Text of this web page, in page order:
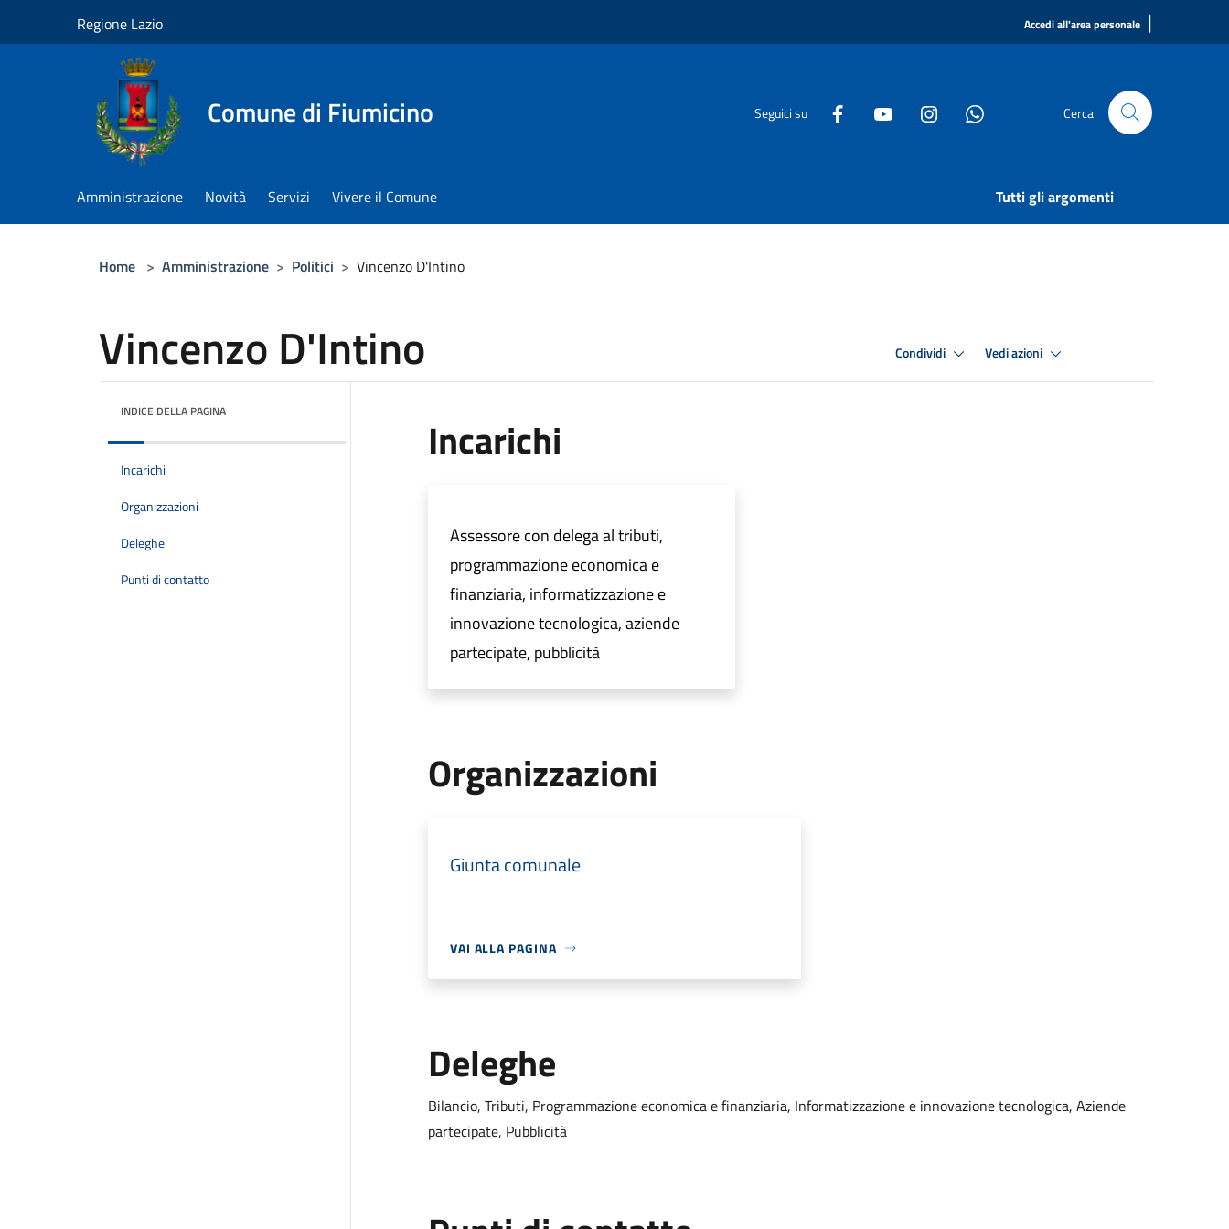
Regione Lazio Accedi all'area personale |
Comune di Fiumicino Seguici su Cerca
Amministrazione Novità Servizi Vivere il Comune Tutti gli argomenti
Home > Amministrazione > Politici > Vincenzo D'Intino
Vincenzo D'Intino Condividi Vedi azioni
INDICE DELLA PAGINA
Incarichi
Organizzazioni
Deleghe
Punti di contatto
Incarichi
Assessore con delega al tributi,
programmazione economica e
finanziaria, informatizzazione e
innovazione tecnologica, aziende
partecipate, pubblicità
Organizzazioni
Giunta comunale
VAI ALLA PAGINA
Deleghe
Bilancio, Tributi, Programmazione economica e finanziaria, Informatizzazione e innovazione tecnologica, Aziende
partecipate, Pubblicità